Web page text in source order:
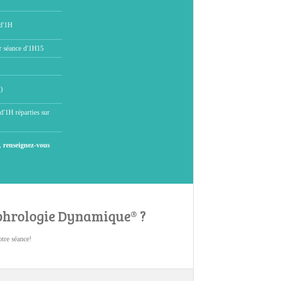
séance d'1H15
réparties sur
vous
Dynamique® ?
séance!